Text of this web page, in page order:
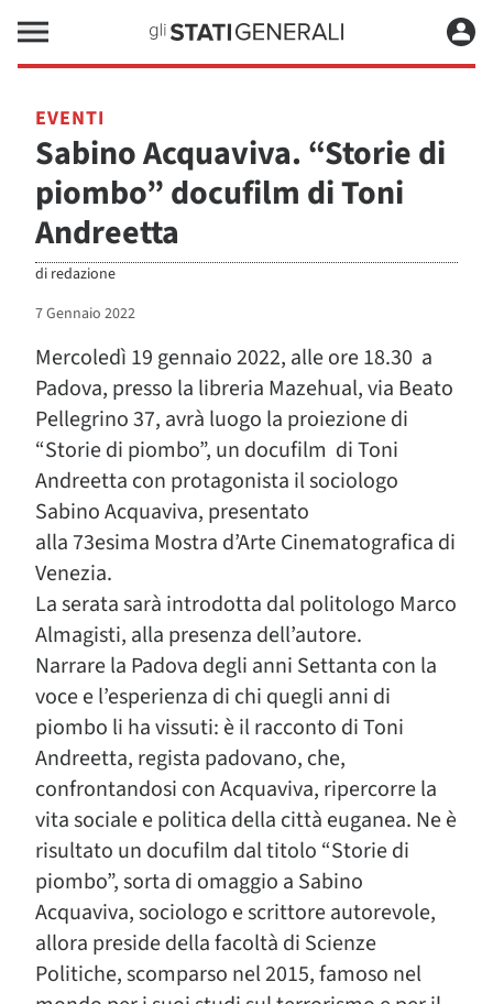
EVENTI
Sabino Acquaviva. “Storie di
piombo” docufilm di Toni
Andreetta
di redazione
7 Gennaio 2022
Mercoledì 19 gennaio 2022, alle ore 18.30 a
Padova, presso la libreria Mazehual, via Beato
Pellegrino 37, avrà luogo la proiezione di
“Storie di piombo”, un docufilm di Toni
Andreetta con protagonista il sociologo
Sabino Acquaviva, presentato
alla 73esima Mostra d’Arte Cinematografica di
Venezia.
La serata sarà introdotta dal politologo Marco
Almagisti, alla presenza dell’autore.
Narrare la Padova degli anni Settanta con la
voce e l’esperienza di chi quegli anni di
piombo li ha vissuti: è il racconto di Toni
Andreetta, regista padovano, che,
confrontandosi con Acquaviva, ripercorre la
vita sociale e politica della città euganea. Ne è
risultato un docufilm dal titolo “Storie di
piombo”, sorta di omaggio a Sabino
Acquaviva, sociologo e scrittore autorevole,
allora preside della facoltà di Scienze
Politiche, scomparso nel 2015, famoso nel